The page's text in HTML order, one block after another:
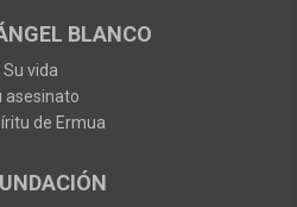
BLANCO
Su vida
asesinato
de Ermua